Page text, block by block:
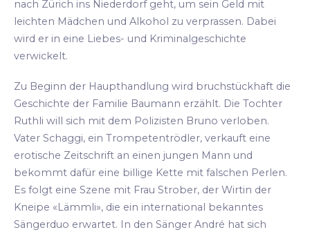
nach Zürich ins Niederdorf geht, um sein Geld mit
leichten Mädchen und Alkohol zu verprassen. Dabei
wird er in eine Liebes- und Kriminalgeschichte
verwickelt.
Zu Beginn der Haupthandlung wird bruchstückhaft die
Geschichte der Familie Baumann erzählt. Die Tochter
Ruthli will sich mit dem Polizisten Bruno verloben.
Vater Schaggi, ein Trompetentrödler, verkauft eine
erotische Zeitschrift an einen jungen Mann und
bekommt dafür eine billige Kette mit falschen Perlen.
Es folgt eine Szene mit Frau Strober, der Wirtin der
Kneipe «Lämmli», die ein international bekanntes
Sängerduo erwartet. In den Sänger André hat sich